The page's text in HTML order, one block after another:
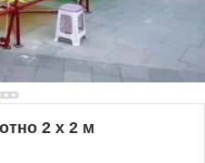
2 х 2 м